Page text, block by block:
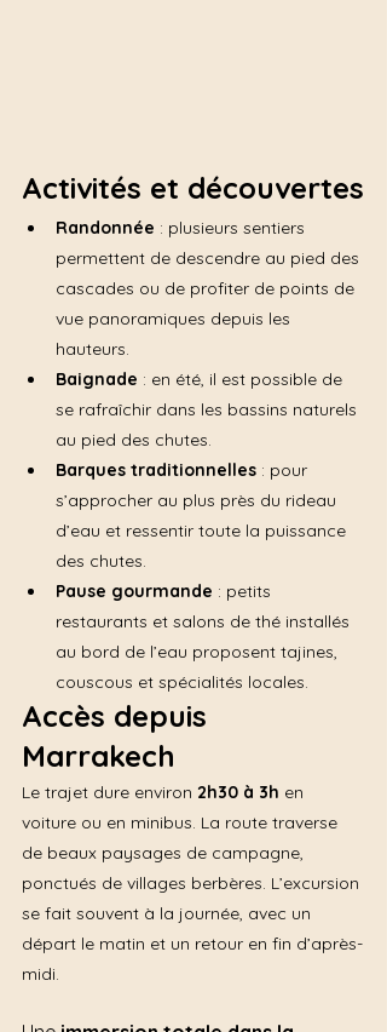
Activités et découvertes
Randonnée : plusieurs sentiers
permettent de descendre au pied des
cascades ou de profiter de points de
vue panoramiques depuis les
hauteurs.
Baignade : en été, il est possible de
se rafraîchir dans les bassins naturels
au pied des chutes.
Barques traditionnelles : pour
s’approcher au plus près du rideau
d’eau et ressentir toute la puissance
des chutes.
Pause gourmande : petits
restaurants et salons de thé installés
au bord de l’eau proposent tajines,
couscous et spécialités locales.
Accès depuis
Marrakech
Le trajet dure environ 2h30 à 3h en
voiture ou en minibus. La route traverse
de beaux paysages de campagne,
ponctués de villages berbères. L’excursion
se fait souvent à la journée, avec un
départ le matin et un retour en fin d’après-
midi.